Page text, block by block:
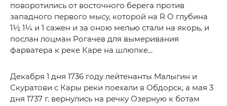
поворотились от восточного берега против
западного первого мысу, которой на R O глубина
1½ 1¼ и 1 сажен и за оною мелью стали на якорь, и
послан лоцман Рогачев для вымеривания
фарватера к реке Каре на шлюпке...
Декабря 1 дня 1736 году лейтенанты Малыгин и
Скуратови с Кары реки поехали в Обдорск, а мая 3
дня 1737 г. вернулись на речку Озерную к ботам